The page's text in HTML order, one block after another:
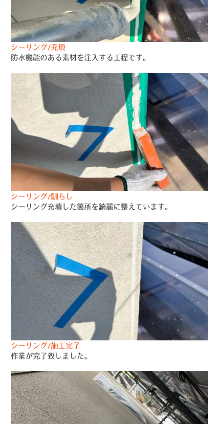
シーリング/充填
防水機能のある素材を注入する工程です。
シーリング/馴らし
シーリング充填した箇所を綺麗に整えています。
シーリング/施工完了
作業が完了致しました。